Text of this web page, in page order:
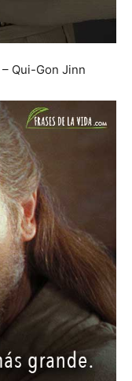
– Qui-Gon Jinn